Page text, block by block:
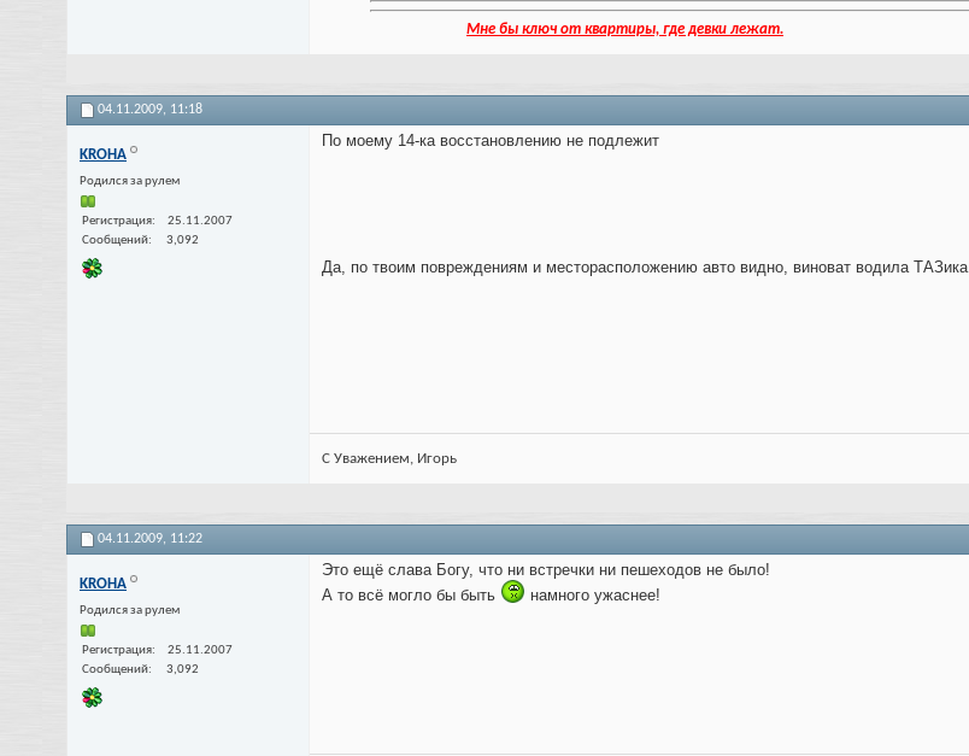
Мне бы ключ от квартиры, где девки лежат.
04.11.2009, 11:18
KROHA
Родился за рулем
Регистрация
25.11.2007
Сообщений
3,092
По моему 14-ка восстановлению не подлежит
Да, по твоим повреждениям и месторасположению авто видно, виноват водила ТАЗика.
С Уважением, Игорь
04.11.2009, 11:22
KROHA
Родился за рулем
Регистрация
25.11.2007
Сообщений
3,092
Это ещё слава Богу, что ни встречки ни пешеходов не было!
А то всё могло бы быть
намного ужаснее!